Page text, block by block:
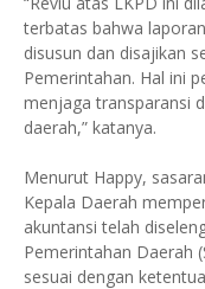
terbatas bahwa
disusun dan disajikan
Pemerintahan. Hal ini
menjaga transparansi
daerah,” katanya.
Menurut Happy,
Kepala Daerah
akuntansi telah
Pemerintahan Daerah
sesuai dengan